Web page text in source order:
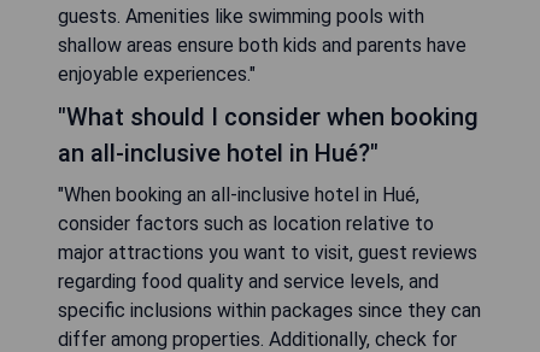
guests. Amenities like swimming pools with
shallow areas ensure both kids and parents have
enjoyable experiences."
"What should I consider when booking
an all-inclusive hotel in Hué?"
"When booking an all-inclusive hotel in Hué,
consider factors such as location relative to
major attractions you want to visit, guest reviews
regarding food quality and service levels, and
specific inclusions within packages since they can
differ among properties. Additionally, check for